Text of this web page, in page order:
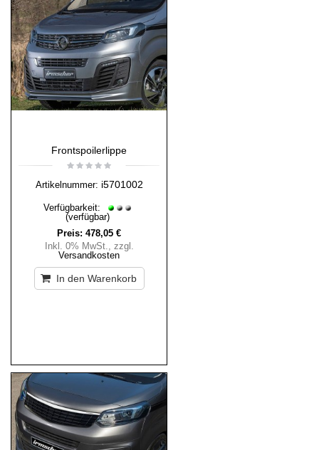
Frontspoilerlippe
Artikelnummer: i5701002
Verfügbarkeit:
(verfügbar)
Preis: 478,05 €
Inkl. 0% MwSt., zzgl.
Versandkosten
In den Warenkorb